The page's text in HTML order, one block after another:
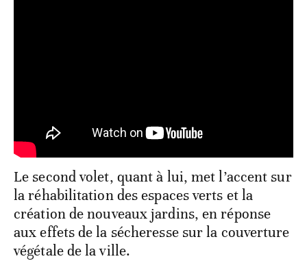
Le second volet, quant à lui, met l’accent sur
la réhabilitation des espaces verts et la
création de nouveaux jardins, en réponse
aux effets de la sécheresse sur la couverture
végétale de la ville.